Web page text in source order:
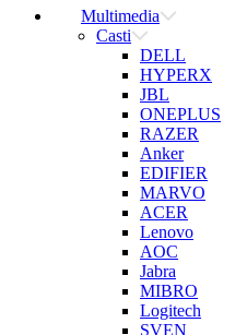
Multimedia
Casti
DELL
HYPERX
JBL
ONEPLUS
RAZER
Anker
EDIFIER
MARVO
ACER
Lenovo
AOC
Jabra
MIBRO
Logitech
SVEN